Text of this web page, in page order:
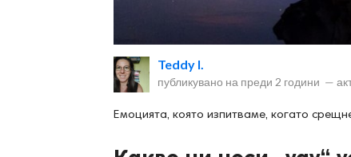
Teddy I.
публикувано на преди 2 години —
Емоцията, която изпитваме, когато